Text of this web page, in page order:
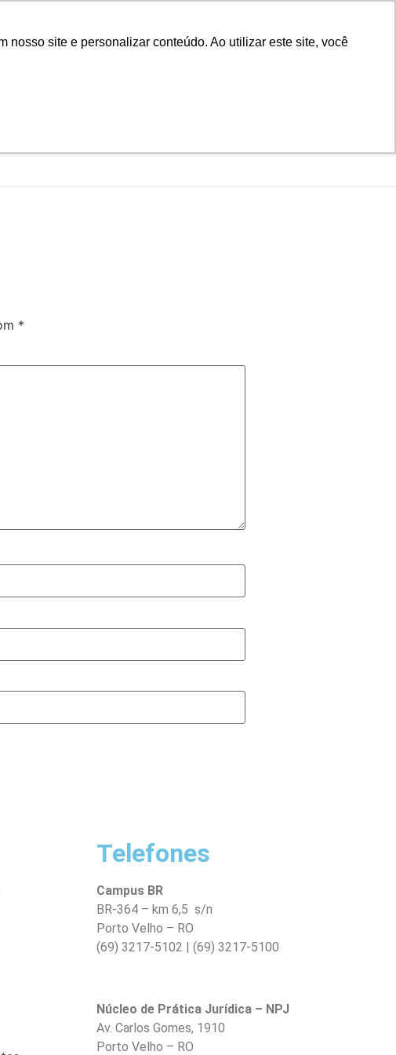
site e personalizar conteúdo. Ao utilizar este site, você
*
Telefones
Campus BR
BR-364 – km 6,5 s/n
Porto Velho – RO
(69) 3217-5102 | (69) 3217-5100
Núcleo de Prática Jurídica – NPJ
Av. Carlos Gomes, 1910
Porto Velho – RO